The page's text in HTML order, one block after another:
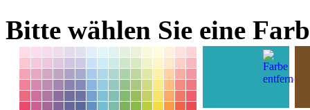
Bitte wählen Sie eine